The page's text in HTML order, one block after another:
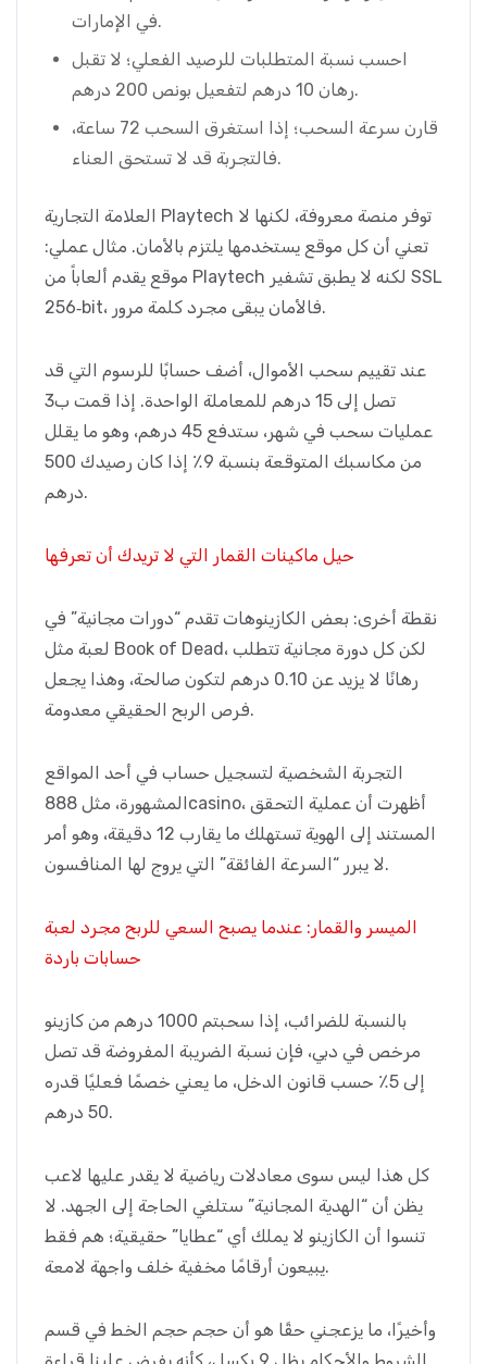
في الإمارات.
احسب نسبة المتطلبات للرصيد الفعلي؛ لا تقبل
رهان 10 درهم لتفعيل بونص 200 درهم.
قارن سرعة السحب؛ إذا استغرق السحب 72 ساعة،
فالتجربة قد لا تستحق العناء.
العلامة التجارية Playtech توفر منصة معروفة، لكنها لا
تعني أن كل موقع يستخدمها يلتزم بالأمان. مثال عملي:
موقع يقدم ألعاباً من Playtech لكنه لا يطبق تشفير SSL
256‑bit، فالأمان يبقى مجرد كلمة مرور.
عند تقييم سحب الأموال، أضف حسابًا للرسوم التي قد
تصل إلى 15 درهم للمعاملة الواحدة. إذا قمت ب3
عمليات سحب في شهر، ستدفع 45 درهم، وهو ما يقلل
من مكاسبك المتوقعة بنسبة 9٪ إذا كان رصيدك 500
درهم.
حيل ماكينات القمار التي لا تريدك أن تعرفها
نقطة أخرى: بعض الكازينوهات تقدم “دورات مجانية” في
لعبة مثل Book of Dead، لكن كل دورة مجانية تتطلب
رهانًا لا يزيد عن 0.10 درهم لتكون صالحة، وهذا يجعل
فرص الربح الحقيقي معدومة.
التجربة الشخصية لتسجيل حساب في أحد المواقع
المشهورة، مثل 888casino، أظهرت أن عملية التحقق
المستند إلى الهوية تستهلك ما يقارب 12 دقيقة، وهو أمر
لا يبرر “السرعة الفائقة” التي يروج لها المنافسون.
الميسر والقمار: عندما يصبح السعي للربح مجرد لعبة
حسابات باردة
بالنسبة للضرائب، إذا سحبتم 1000 درهم من كازينو
مرخص في دبي، فإن نسبة الضريبة المفروضة قد تصل
إلى 5٪ حسب قانون الدخل، ما يعني خصمًا فعليًا قدره
50 درهم.
كل هذا ليس سوى معادلات رياضية لا يقدر عليها لاعب
يظن أن “الهدية المجانية” ستلغي الحاجة إلى الجهد. لا
تنسوا أن الكازينو لا يملك أي “عطايا” حقيقية؛ هم فقط
يبيعون أرقامًا مخفية خلف واجهة لامعة.
وأخيرًا، ما يزعجني حقًا هو أن حجم حجم الخط في قسم